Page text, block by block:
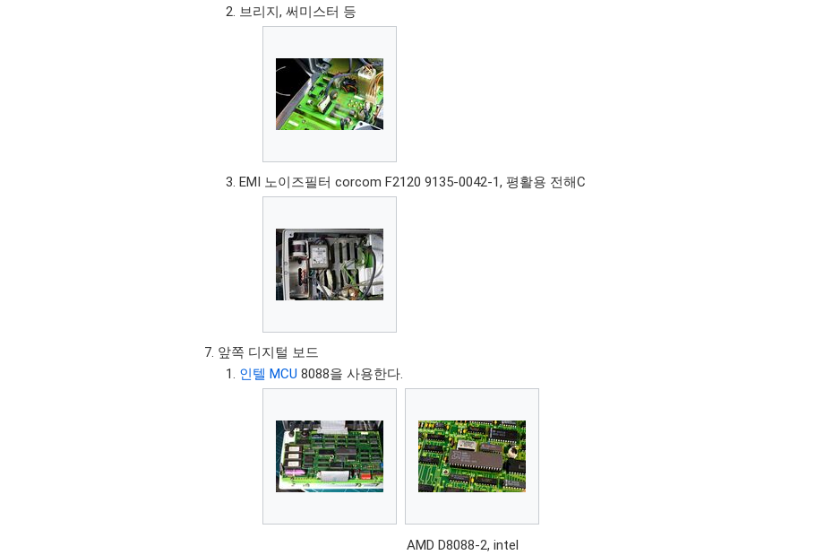
브리지, 써미스터 등
EMI 노이즈필터 corcom F2120 9135-0042-1, 평활용 전해C
앞쪽 디지털 보드
인텔 MCU 8088을 사용한다.
AMD D8088-2, intel